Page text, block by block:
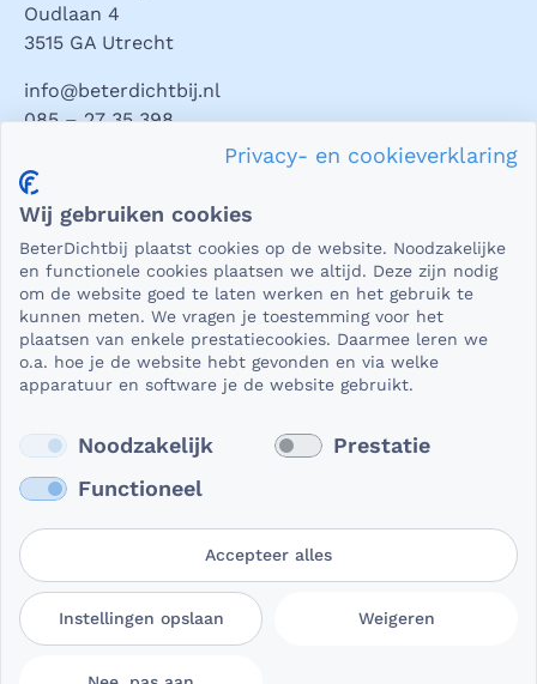
Oudlaan 4
3515 GA Utrecht
info@beterdichtbij.nl
085 – 27 35 398
Privacy en veiligheid
essentieel dat die beveiligd worden uitgewisseld. En dat
die gegevens niet in verkeerde handen vallen. Daar kun je
op rekenen bij BeterDichtbij.
Lees verder
Gebruikersvoorwaarden
Privacy- en
cookieverklaring
Privacy- en cookieverklaring
Wij gebruiken cookies
BeterDichtbij plaatst cookies op de website. Noodzakelijke
en functionele cookies plaatsen we altijd. Deze zijn nodig
om de website goed te laten werken en het gebruik te
kunnen meten. We vragen je toestemming voor het
plaatsen van enkele prestatiecookies. Daarmee leren we
o.a. hoe je de website hebt gevonden en via welke
apparatuur en software je de website gebruikt.
Noodzakelijk
Prestatie
Functioneel
Accepteer alles
Instellingen opslaan Weigeren